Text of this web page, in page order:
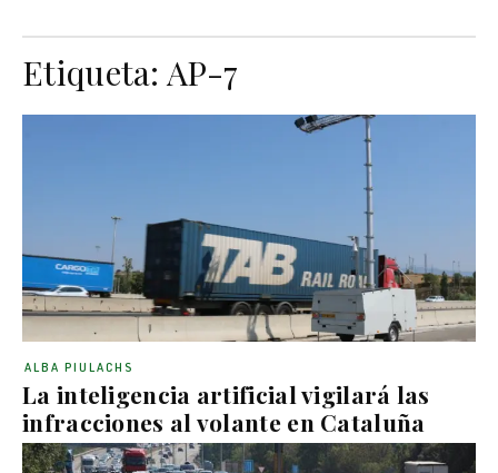
Etiqueta:AP-7
La inteligencia artificial vigilará las
infracciones al volante en Cataluña
ALBA PIULACHS